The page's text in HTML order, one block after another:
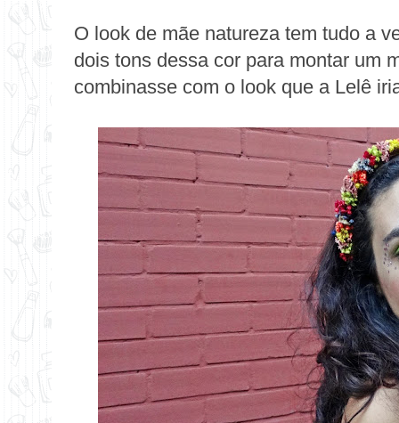
O look de mãe natureza tem tudo a
dois tons dessa cor para montar um
combinasse com o look que a Lelê